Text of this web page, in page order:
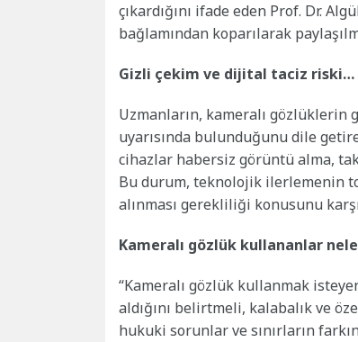
çıkardığını ifade eden Prof. Dr.
bağlamından koparılarak
Gizli çekim ve dijital taciz riski…
Uzmanların, kameralı gözlüklerin
uyarısında bulunduğunu dile
cihazlar habersiz görüntü alma,
Bu durum, teknolojik ilerlemenin
alınması gerekliliği konusunu
Kameralı gözlük kullananlar
“Kameralı gözlük kullanmak
aldığını belirtmeli, kalabalık ve
hukuki sorunlar ve sınırların